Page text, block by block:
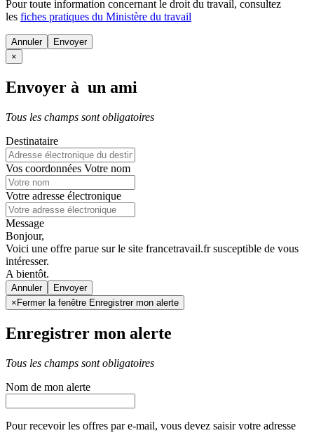
Pour toute information concernant le droit du travail, consultez
les fiches pratiques du Ministère du travail
Annuler
×
Envoyer à un ami
Tous les champs sont obligatoires
Destinataire
Vos coordonnées Votre nom
Votre adresse électronique
Message
Bonjour,
Voici une offre parue sur le site francetravail.fr susceptible de vous
intéresser.
A bientôt.
Annuler
× Fermer la fenêtre Enregistrer mon alerte
Enregistrer mon alerte
Tous les champs sont obligatoires
Nom de mon alerte
Pour recevoir les offres par e-mail, vous devez saisir votre adresse